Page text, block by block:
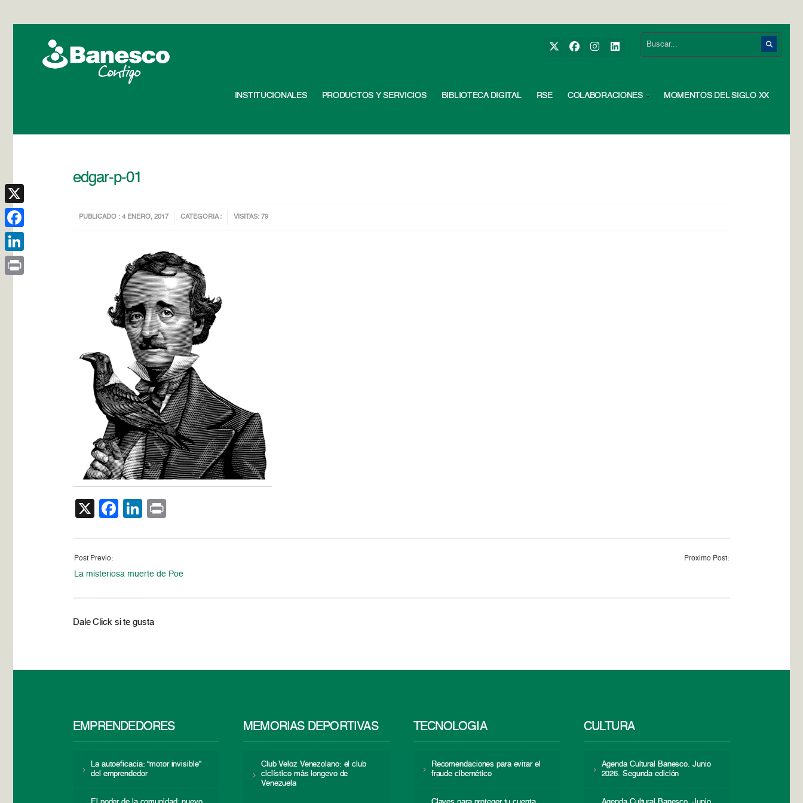
INSTITUCIONALES PRODUCTOS Y SERVICIOS BIBLIOTECA DIGITAL RSE COLABORACIONES MOMENTOS DEL SIGLO XX
edgar-p-01
PUBLICADO : 4 ENERO, 2017 CATEGORIA : VISITAS: 79
X Facebook
LinkedIn
Post Previo:
La misteriosa muerte de Poe
Proximo Post:
Dale Click si te gusta
EMPRENDEDORES
La autoeficacia: “motor invisible”
del emprendedor
MEMORIAS DEPORTIVAS
Club Veloz Venezolano: el club
ciclístico más longevo de
Venezuela
TECNOLOGÍA
Recomendaciones para evitar el
fraude cibernético
CULTURA
Agenda Cultural Banesco. Junio
2026. Segunda edición
X
Facebook
LinkedIn